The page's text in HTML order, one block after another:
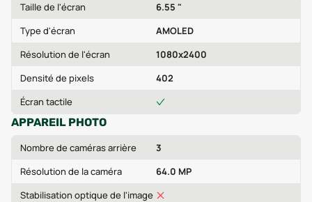
Taille de l'écran
6.55 "
Type d'écran
AMOLED
Résolution de l'écran
1080x2400
Densité de pixels
402
Écran tactile
APPAREIL PHOTO
Nombre de caméras arrière
3
Résolution de la caméra
64.0 MP
Stabilisation optique de l'image